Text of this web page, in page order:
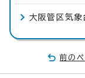
大阪管区気象
前のペ